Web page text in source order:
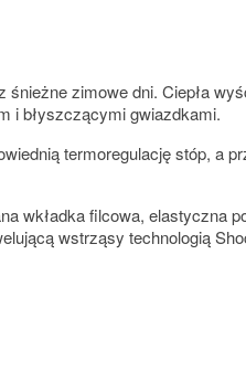
zimowe dni. Ciepła
i błyszczącymi gwiazdkami.
termoregulację stóp, a
wkładka filcowa, elastyczna
wstrząsy technologią